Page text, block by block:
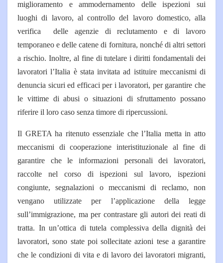
miglioramento e ammodernamento delle ispezioni sui
luoghi di lavoro, al controllo del lavoro domestico, alla
verifica delle agenzie di reclutamento e di lavoro
temporaneo e delle catene di fornitura, nonché di altri settori
a rischio. Inoltre, al fine di tutelare i diritti fondamentali dei
lavoratori l’Italia è stata invitata ad istituire meccanismi di
denuncia sicuri ed efficaci per i lavoratori, per garantire che
le vittime di abusi o situazioni di sfruttamento possano
riferire il loro caso senza timore di ripercussioni.
Il GRETA ha ritenuto essenziale che l’Italia metta in atto
meccanismi di cooperazione interistituzionale al fine di
garantire che le informazioni personali dei lavoratori,
raccolte nel corso di ispezioni sul lavoro, ispezioni
congiunte, segnalazioni o meccanismi di reclamo, non
vengano utilizzate per l’applicazione della legge
sull’immigrazione, ma per contrastare gli autori dei reati di
tratta. In un’ottica di tutela complessiva della dignità dei
lavoratori, sono state poi sollecitate azioni tese a garantire
che le condizioni di vita e di lavoro dei lavoratori migranti,